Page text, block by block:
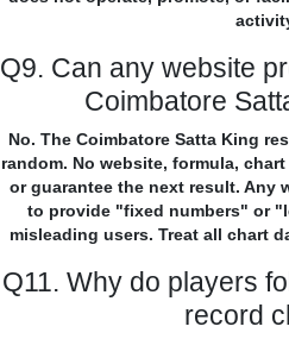
Q9. Can any website
Coimbatore
No. The Coimbatore Satta King
random. No website, formula,
or guarantee the next result. Any
to provide "fixed numbers" or
misleading users. Treat all chart
Q11. Why do players
record